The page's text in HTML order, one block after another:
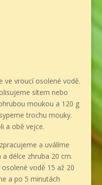
ve vroucí osolené vodě.
sítem nebo
moukou a 120 g
trochu mouky.
a obě vejce.
a uválíme
délce zhruba 20 cm.
vodě 15 až 20
a po 5 minutách